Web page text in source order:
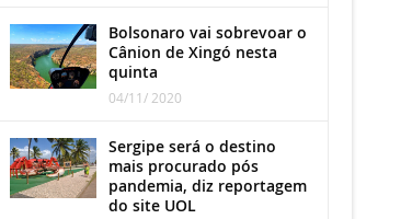
Bolsonaro vai sobrevoar o
Cânion de Xingó nesta
quinta
04/11/ 2020
Sergipe será o destino
mais procurado pós
pandemia, diz reportagem
do site UOL